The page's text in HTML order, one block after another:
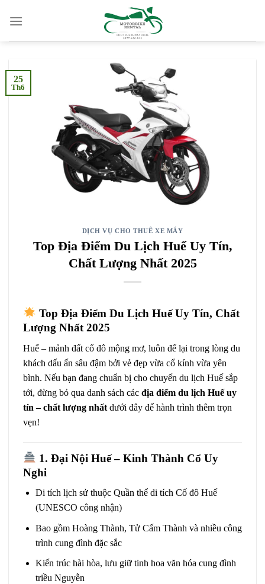
25
Th6
DỊCH VỤ CHO THUÊ XE MÁY
Top Địa Điểm Du Lịch Huế Uy Tín,
Chất Lượng Nhất 2025
Top Địa Điểm Du Lịch Huế Uy Tín, Chất
Lượng Nhất 2025
Huế – mảnh đất cố đô mộng mơ, luôn để lại trong lòng du
khách dấu ấn sâu đậm bởi vẻ đẹp vừa cổ kính vừa yên
bình. Nếu bạn đang chuẩn bị cho chuyến du lịch Huế sắp
tới, đừng bỏ qua danh sách các địa điểm du lịch Huế uy
tín – chất lượng nhất dưới đây để hành trình thêm trọn
vẹn!
1. Đại Nội Huế – Kinh Thành Cổ Uy
Nghi
Di tích lịch sử thuộc Quần thể di tích Cố đô Huế
(UNESCO công nhận)
Bao gồm Hoàng Thành, Tử Cấm Thành và nhiều công
trình cung đình đặc sắc
Kiến trúc hài hòa, lưu giữ tinh hoa văn hóa cung đình
triều Nguyễn